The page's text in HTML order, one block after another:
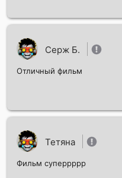
Серж Б.
Отличный фильм
Тетяна
Фильм суперрррр